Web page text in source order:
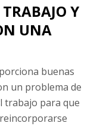
Y
UNA
buenas
un problema de
trabajo para que